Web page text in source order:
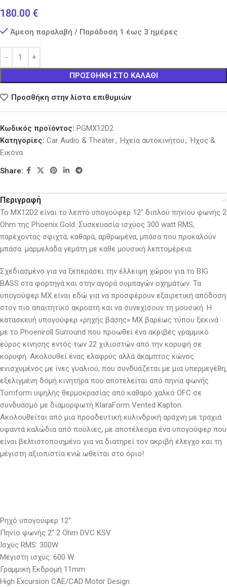
180.00 €
Άμεση παραλαβή / Παράδοση 1 έως 3 ημέρες
ΠΡΟΣΘΉΚΗ ΣΤΟ ΚΑΛΆΘΙ
Προσθήκη στην λίστα επιθυμιών
Κωδικός προϊόντος: PGMX12D2
Κατηγορίες: Car Audio & Theater, Ηχεία αυτοκινήτου, Ήχος &
Εικόνα
Share:
Περιγραφή
Το MX12D2 είναι το λεπτό υπογούφερ 12″ διπλού πηνίου φωνής 2
Ohm της Phoenix Gold. Συσκευασία ισχύος 300 watt RMS,
παρέχοντας σφιχτά, καθαρά, αρθρωμένα, μπάσα που προκαλούν
μπάσα. μαρμελάδα γεμάτη με κάθε μουσική λεπτομέρεια.
Σχεδιασμένο για να ξεπεράσει την έλλειψη χώρου για το BIG
BASS στα φορτηγά και στην αγορά συμπαγών οχημάτων. Τα
υπογούφερ MX είναι εδώ για να προσφέρουν εξαιρετική απόδοση
στον πιο απαιτητικό ακροατή και να συνεχίσουν τη μουσική. Η
κατασκευή υπογούφερ «ρηχής βάσης» MX βαρέως τύπου ξεκινά
με το Phoeniroll Surround που προωθεί ένα ακριβές γραμμικό
εύρος κίνησης εντός των 22 χιλιοστών από την κορυφή σε
κορυφή. Ακολουθεί ένας ελαφρύς αλλά άκαμπτος κώνος
ενισχυμένος με ίνες γυαλιού, που συνδυάζεται με μια υπερμεγέθη,
εξελιγμένη δομή κινητήρα που αποτελείται από πηνία φωνής
Torriform υψηλής θερμοκρασίας από καθαρό χαλκό OFC σε
συνδυασμό με διαμορφωτή KlaraForm Vented Kapton.
Ακολουθείται από μια προοδευτική κυλινδρική αράχνη με τραχιά
υφαντά καλώδια από πούλιες, με αποτέλεσμα ένα υπογούφερ που
είναι βελτιστοποιημένο για να διατηρεί τον ακριβή έλεγχο και τη
μέγιστη αξιοπιστία ενώ ωθείται στο όριο!
Ρηχό υπογούφερ 12″.
Πηνίο φωνής 2″ 2 Ohm DVC KSV
Ισχύς RMS: 300W
Μέγιστη ισχύς: 600 W
Γραμμική Εκδρομή 11mm
High Excursion CAE/CAD Motor Design